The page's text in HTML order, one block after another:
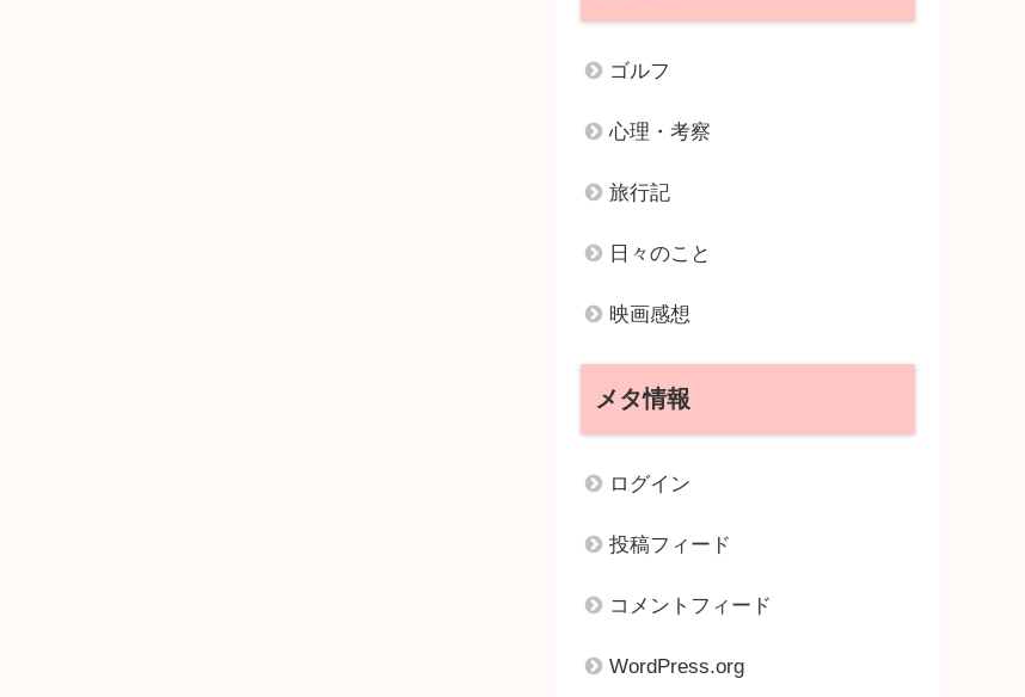
ゴルフ
心理・考察
旅行記
日々のこと
映画感想
メタ情報
ログイン
投稿フィード
コメントフィード
WordPress.org